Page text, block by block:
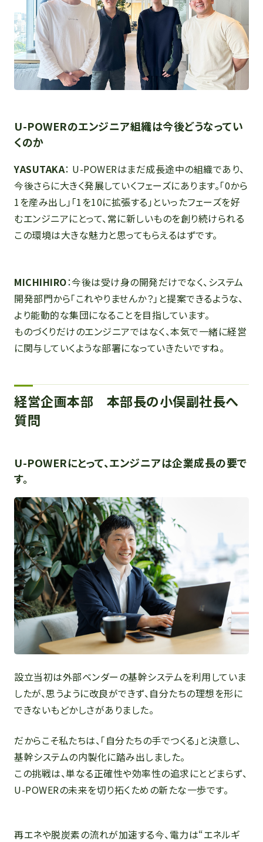
U-POWERのエンジニア組織は今後どうなってい
くのか
YASUTAKA： U-POWERはまだ成長途中の組織であり、
今後さらに大きく発展していくフェーズにあります。「0から
1を産み出し」「1を10に拡張する」といったフェーズを好
むエンジニアにとって、常に新しいものを創り続けられる
この環境は大きな魅力と思ってもらえるはずです。
MICHIHIRO：今後は受け身の開発だけでなく、システム
開発部門から「これやりませんか？」と提案できるような、
より能動的な集団になることを目指しています。
ものづくりだけのエンジニアではなく、本気で一緒に経営
に関与していくような部署になっていきたいですね。
経営企画本部 本部長の小俣副社長へ
質問
U-POWERにとって、エンジニアは企業成長の要で
す。
設立当初は外部ベンダーの基幹システムを利用していま
したが、思うように改良ができず、自分たちの理想を形に
できないもどかしさがありました。
だからこそ私たちは、「自分たちの手でつくる」と決意し、
基幹システムの内製化に踏み出しました。
この挑戦は、単なる正確性や効率性の追求にとどまらず、
U-POWERの未来を切り拓くための新たな一歩です。
再エネや脱炭素の流れが加速する今、電力は“エネルギ